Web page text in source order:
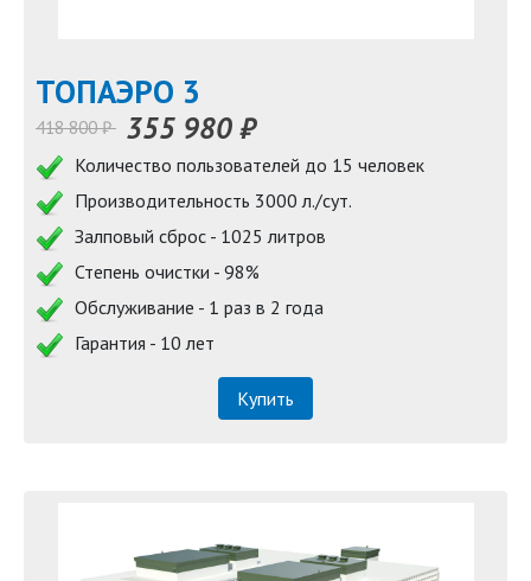
TOПАЭРО 3
418 800 ₽ 355 980 ₽
Количество пользователей до 15 человек
Производительность 3000 л./сут.
Залповый сброс - 1025 литров
Степень очистки - 98%
Обслуживание - 1 раз в 2 года
Гарантия - 10 лет
Купить